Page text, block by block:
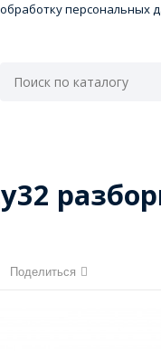
персональных
Поделиться